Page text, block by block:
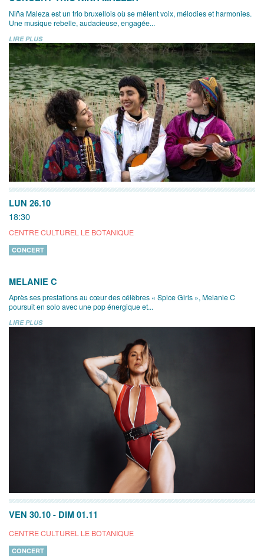
Niña Maleza est un trio bruxellois où se mêlent voix, mélodies et harmonies.
Une musique rebelle, audacieuse, engagée...
LIRE PLUS
LUN 26.10
18:30
CENTRE CULTUREL LE BOTANIQUE
CONCERT
MELANIE C
Après ses prestations au cœur des célèbres « Spice Girls », Melanie C
poursuit en solo avec une pop énergique et...
LIRE PLUS
VEN 30.10 - DIM 01.11
CENTRE CULTUREL LE BOTANIQUE
CONCERT